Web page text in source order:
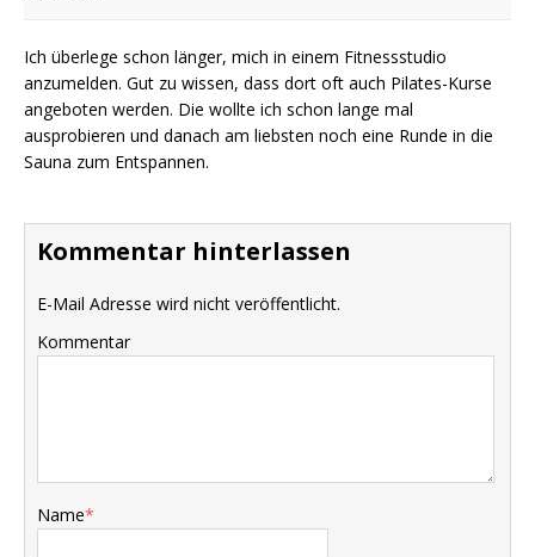
Ich überlege schon länger, mich in einem Fitnessstudio
anzumelden. Gut zu wissen, dass dort oft auch Pilates-Kurse
angeboten werden. Die wollte ich schon lange mal
ausprobieren und danach am liebsten noch eine Runde in die
Sauna zum Entspannen.
Kommentar hinterlassen
E-Mail Adresse wird nicht veröffentlicht.
Kommentar
Name*